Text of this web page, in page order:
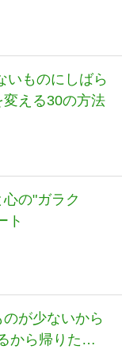
いものにしばら
える30の方法
の"ガラク
ト
が少ないから
から帰りたく